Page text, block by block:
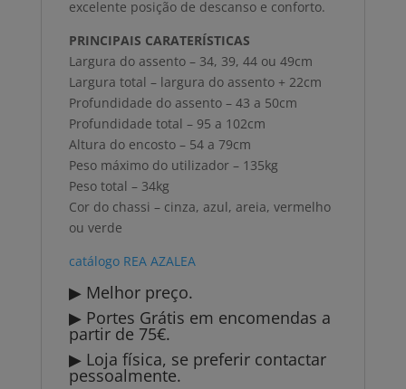
excelente posição de descanso e conforto.
PRINCIPAIS CARATERÍSTICAS
Largura do assento – 34, 39, 44 ou 49cm
Largura total – largura do assento + 22cm
Profundidade do assento – 43 a 50cm
Profundidade total – 95 a 102cm
Altura do encosto – 54 a 79cm
Peso máximo do utilizador – 135kg
Peso total – 34kg
Cor do chassi – cinza, azul, areia, vermelho
ou verde
catálogo REA AZALEA
▶ Melhor preço.
▶ Portes Grátis em encomendas a
partir de 75€.
▶ Loja física, se preferir contactar
pessoalmente.